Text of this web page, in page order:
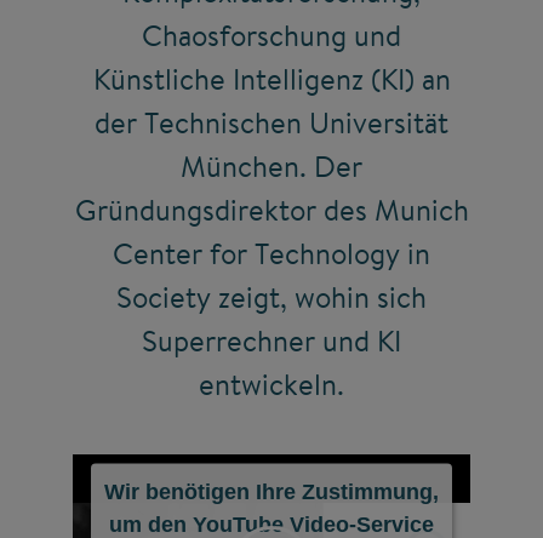
Wir benötigen Ihre Zustimmung,
um den YouTube Video-Service
Chaosforschung und
Künstliche Intelligenz (KI) an
der Technischen Universität
München. Der
Gründungsdirektor des Munich
Center for Technology in
Society zeigt, wohin sich
Superrechner und KI
entwickeln.